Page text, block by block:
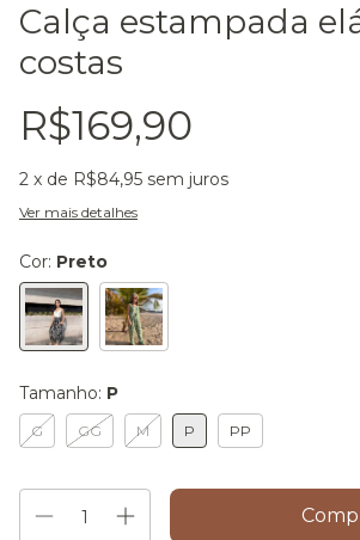
Calça estampada
costas
R$169,90
2 x de R$84,95 sem juros
Ver mais detalhes
Cor: Preto
Tamanho: P
G GG M P PP